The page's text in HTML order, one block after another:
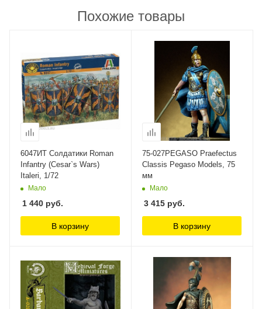
Похожие товары
6047ИТ Солдатики Roman
Infantry (Cesar`s Wars)
Italeri, 1/72
Мало
1 440 руб.
В корзину
75-027PEGASO Praefectus
Classis Pegaso Models, 75
мм
Мало
3 415 руб.
В корзину